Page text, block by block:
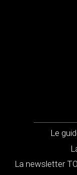
Le
La newsletter